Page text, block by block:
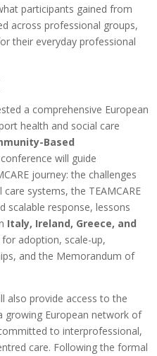
participants gained from
across professional groups,
their everyday professional
a comprehensive European
health and social care
Based
will guide
journey: the challenges
systems, the TEAMCARE
scalable response, lessons
Italy, Ireland, Greece, and
adoption, scale-up,
and the Memorandum of
also provide access to the
growing European network of
to interprofessional,
care. Following the formal